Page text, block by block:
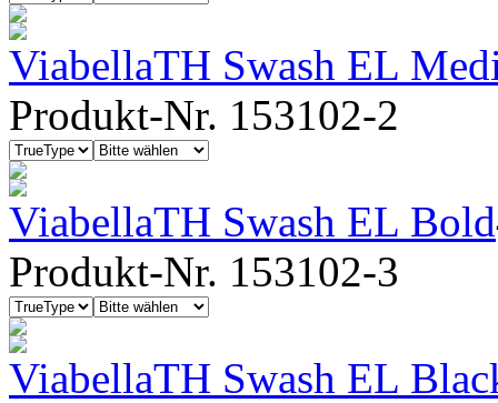
ViabellaTH Swash EL
Produkt-Nr. 153102-2
ViabellaTH Swash EL Bold
Produkt-Nr. 153102-3
ViabellaTH Swash EL